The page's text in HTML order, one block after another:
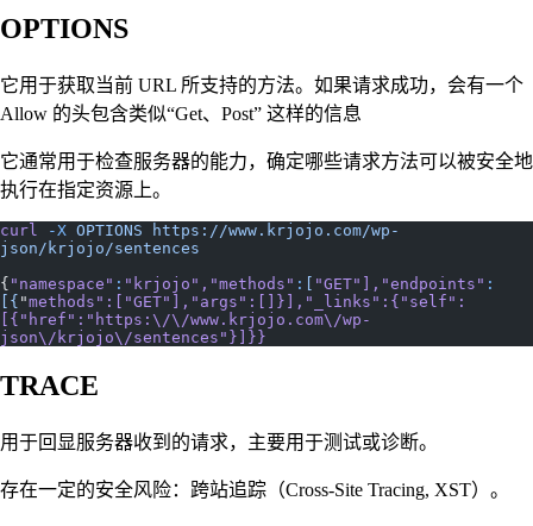
OPTIONS
它用于获取当前 URL 所支持的方法。如果请求成功，会有一个
Allow 的头包含类似“Get、Post” 这样的信息
它通常用于检查服务器的能力，确定哪些请求方法可以被安全地
执行在指定资源上。
curl -X OPTIONS https://www.krjojo.com/wp-
json/krjojo/sentences
{ "namespace" : "krjojo" , "methods" : "GET" ], "endpoints" :
[{ "methods ":["GET"]," args ":[]}]," _links ":{" self ":
[{" href ":" https:\/\/www.krjojo.com\/wp-
json\/krjojo\/sentences "}]}}
TRACE
用于回显服务器收到的请求，主要用于测试或诊断。
存在一定的安全风险：跨站追踪（Cross-Site Tracing, XST）。